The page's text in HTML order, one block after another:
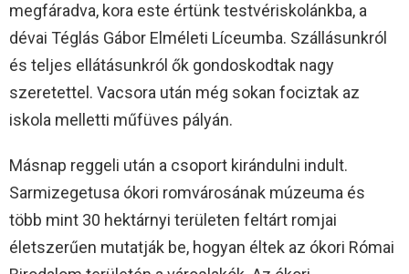
megfáradva, kora este értünk testvériskolánkba, a
dévai Téglás Gábor Elméleti Líceumba. Szállásunkról
és teljes ellátásunkról ők gondoskodtak nagy
szeretettel. Vacsora után még sokan fociztak az
iskola melletti műfüves pályán.
Másnap reggeli után a csoport kirándulni indult.
Sarmizegetusa ókori romvárosának múzeuma és
több mint 30 hektárnyi területen feltárt romjai
életszerűen mutatják be, hogyan éltek az ókori Római